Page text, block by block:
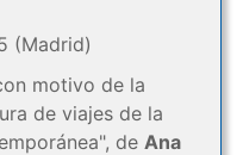
(Madrid)
motivo de la
de viajes de la
de Ana